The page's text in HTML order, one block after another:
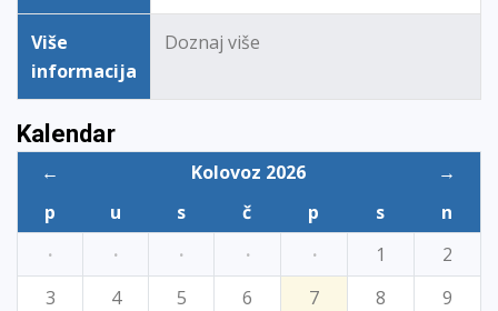
Više
informacija
Doznaj više
Kalendar
← Kolovoz 2026
→
p
u s č p s
n
·
· · · · 1
2
3
4 5 6 7 8
9